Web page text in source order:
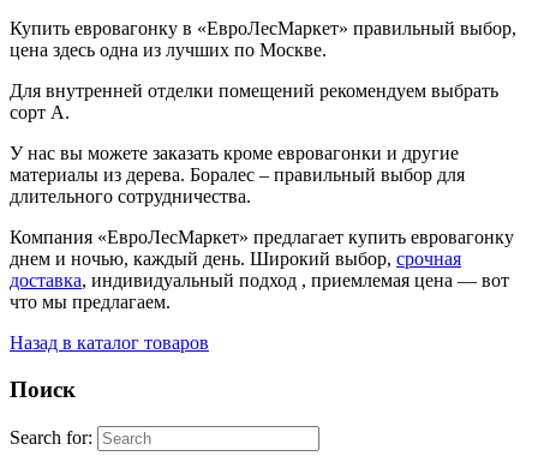
Купить евровагонку в «ЕвроЛесМаркет» правильный выбор,
цена здесь одна из лучших по Москве.
Для внутренней отделки помещений рекомендуем выбрать
сорт А.
У нас вы можете заказать кроме евровагонки и другие
материалы из дерева. Боралес – правильный выбор для
длительного сотрудничества.
Компания «ЕвроЛесМаркет» предлагает купить евровагонку
днем и ночью, каждый день. Широкий выбор, срочная
доставка, индивидуальный подход , приемлемая цена — вот
что мы предлагаем.
Назад в каталог товаров
Поиск
Search for: